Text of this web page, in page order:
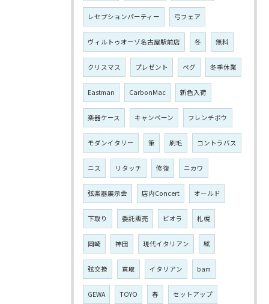
レセプションパーティー 弓フェア
ヴィルトゥオーゾ名古屋駅前店 冬 無料
クリスマス プレゼント ペグ 冬季休業
Eastman CarbonMac 新色入荷
楽器ケース キャンペーン フレンチボウ
モダンイタリー 筆 刷毛 コントラバス
ニス リタッチ 修復 ニカワ
弦楽器展示会 店内Concert オールド
下取り 委託販売 ビオラ 札幌
岡崎 神田 現代イタリアン 絃
弦交換 買取 イタリアン bam
GEWA TOYO 春 セットアップ